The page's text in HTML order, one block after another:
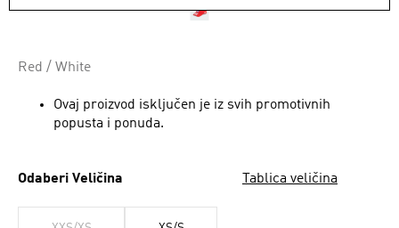
Red / White
Ovaj proizvod isključen je iz svih promotivnih
popusta i ponuda.
Odaberi Veličina Tablica veličina